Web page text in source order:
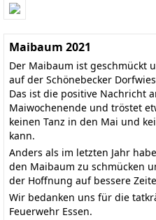
Maibaum 2021
Der Maibaum ist geschmückt
auf der Schönebecker
Das ist die positive Nachricht
Maiwochenende und tröstet
keinen Tanz in den Mai und
kann.
Anders als im letzten Jahr
den Maibaum zu schmücken
der Hoffnung auf bessere
Wir bedanken uns für die
Feuerwehr Essen.